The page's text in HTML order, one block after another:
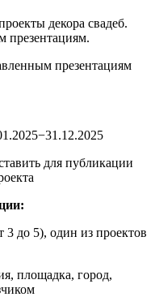
декора свадеб.
презентациям.
презентациям
для публикации
до 5), один из проектов
площадка, город,